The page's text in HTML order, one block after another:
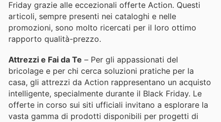
Friday grazie alle eccezionali offerte Action. Questi
articoli, sempre presenti nei cataloghi e nelle
promozioni, sono molto ricercati per il loro ottimo
rapporto qualità-prezzo.
Attrezzi e Fai da Te – Per gli appassionati del
bricolage e per chi cerca soluzioni pratiche per la
casa, gli attrezzi da Action rappresentano un acquisto
intelligente, specialmente durante il Black Friday. Le
offerte in corso sui siti ufficiali invitano a esplorare la
vasta gamma di prodotti disponibili per progetti di